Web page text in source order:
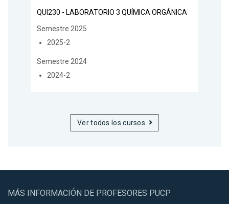
QUI230 - LABORATORIO 3 QUÍMICA ORGÁNICA
Semestre 2025
2025-2
Semestre 2024
2024-2
Ver todos los cursos
MÁS INFORMACIÓN DE PROFESORES PUCP